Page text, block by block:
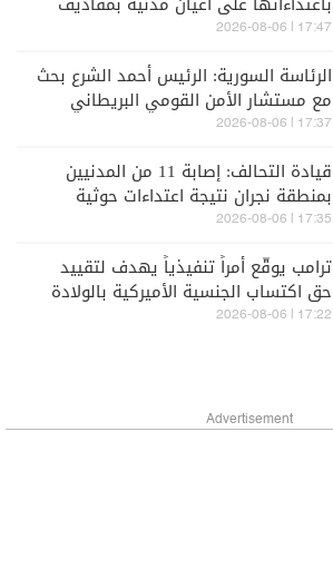
عشوائية
17:47 | 2026-08-06
الرئاسة السورية: الرئيس أحمد الشرع بحث
مع مستشار الأمن القومي البريطاني
التطورات الإقليمية والدولية
17:37 | 2026-08-06
قيادة التحالف: إصابة 11 من المدنيين
بمنطقة نجران نتيجة اعتداءات حوثية
17:35 | 2026-08-06
ترامب يوقّع أمراً تنفيذياً يهدف لتقييد
حق اكتساب الجنسية الأميركية بالولادة
17:22 | 2026-08-06
Advertisement